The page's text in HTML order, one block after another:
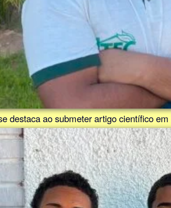
destaca ao submeter artigo científico